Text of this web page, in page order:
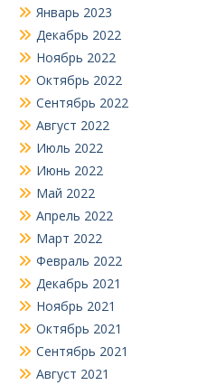
Январь 2023
Декабрь 2022
Ноябрь 2022
Октябрь 2022
Сентябрь 2022
Август 2022
Июль 2022
Июнь 2022
Май 2022
Апрель 2022
Март 2022
Февраль 2022
Декабрь 2021
Ноябрь 2021
Октябрь 2021
Сентябрь 2021
Август 2021